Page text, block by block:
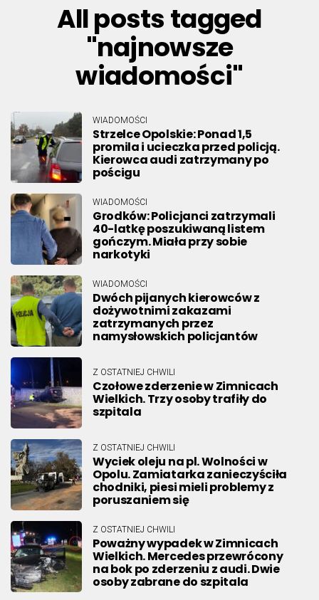
All posts tagged
"najnowsze
wiadomości"
WIADOMOŚCI
Strzelce Opolskie: Ponad 1,5
promila i ucieczka przed policją.
Kierowca audi zatrzymany po
pościgu
WIADOMOŚCI
Grodków: Policjanci zatrzymali
40-latkę poszukiwaną listem
gończym. Miała przy sobie
narkotyki
WIADOMOŚCI
Dwóch pijanych kierowców z
dożywotnimi zakazami
zatrzymanych przez
namysłowskich policjantów
Z OSTATNIEJ CHWILI
Czołowe zderzenie w Zimnicach
Wielkich. Trzy osoby trafiły do
szpitala
Z OSTATNIEJ CHWILI
Wyciek oleju na pl. Wolności w
Opolu. Zamiatarka zanieczyściła
chodniki, piesi mieli problemy z
poruszaniem się
Z OSTATNIEJ CHWILI
Poważny wypadek w Zimnicach
Wielkich. Mercedes przewrócony
na bok po zderzeniu z audi. Dwie
osoby zabrane do szpitala